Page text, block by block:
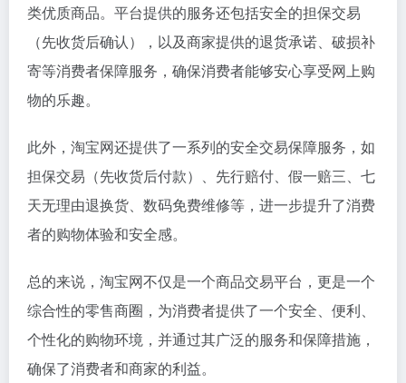
类优质商品。平台提供的服务还包括安全的担保交易
（先收货后确认），以及商家提供的退货承诺、破损补
寄等消费者保障服务，确保消费者能够安心享受网上购
物的乐趣。
此外，淘宝网还提供了一系列的安全交易保障服务，如
担保交易（先收货后付款）、先行赔付、假一赔三、七
天无理由退换货、数码免费维修等，进一步提升了消费
者的购物体验和安全感。
总的来说，淘宝网不仅是一个商品交易平台，更是一个
综合性的零售商圈，为消费者提供了一个安全、便利、
个性化的购物环境，并通过其广泛的服务和保障措施，
确保了消费者和商家的利益。